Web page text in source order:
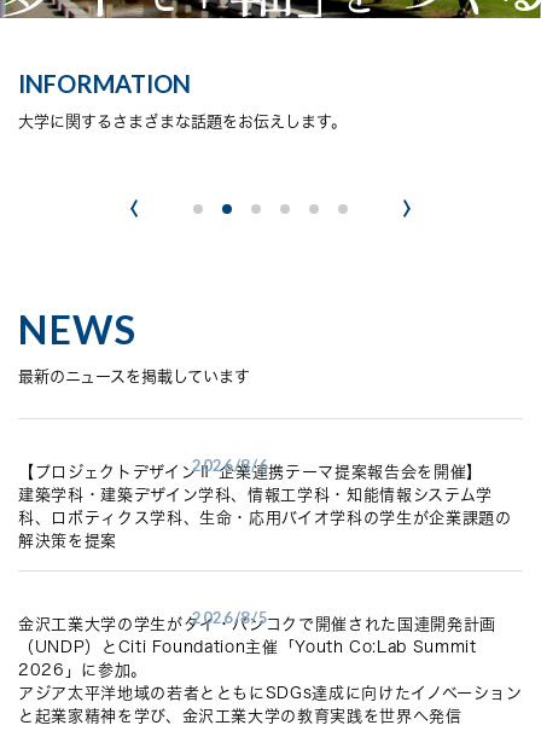
INFORMATION
大学に関するさまざまな話題をお伝えします。
NEWS
最新のニュースを掲載しています
2026/8/6
【プロジェクトデザインⅡ 企業連携テーマ提案報告会を開催】
建築学科・建築デザイン学科、情報工学科・知能情報システム学
科、ロボティクス学科、生命・応用バイオ学科の学生が企業課題の
解決策を提案
2026/8/5
金沢工業大学の学生がタイ・バンコクで開催された国連開発計画
（UNDP）とCiti Foundation主催「Youth Co:Lab Summit
2026」に参加。
アジア太平洋地域の若者とともにSDGs達成に向けたイノベーション
と起業家精神を学び、金沢工業大学の教育実践を世界へ発信